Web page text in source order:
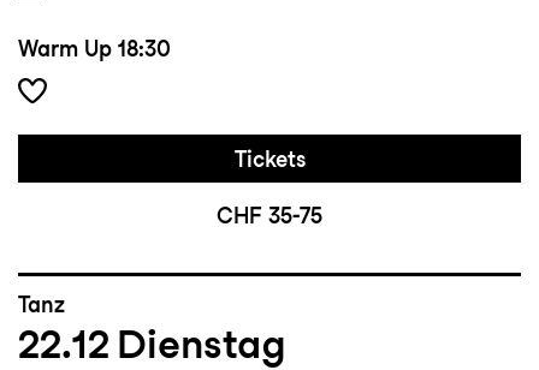
Warm Up 18:30
Tickets
CHF 35-75
Tanz
22.12 Dienstag